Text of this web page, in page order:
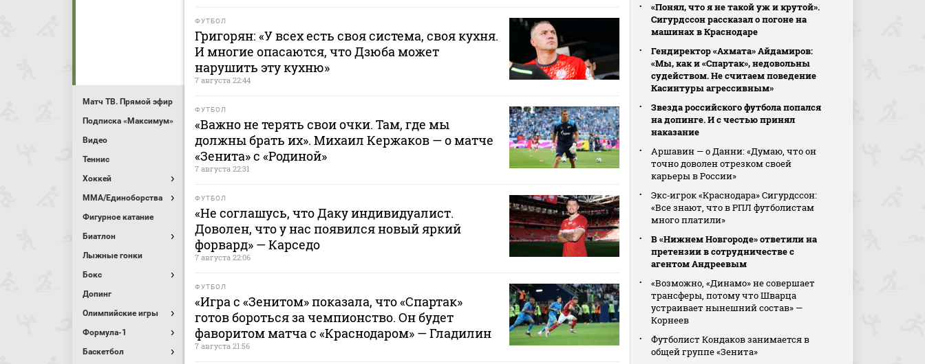
Матч ТВ. Прямой эфир
Подписка «Максимум»
Видео
Теннис
Хоккей
MMA/Единоборства
Фигурное катание
Биатлон
Лыжные гонки
Бокс
Допинг
Олимпийские игры
Формула-1
Баскетбол
ФУТБОЛ
Григорян: «У всех есть своя система, своя кухня.
И многие опасаются, что Дзюба может
нарушить эту кухню»
7 августа 22:44
ФУТБОЛ
«Важно не терять свои очки. Там, где мы
должны брать их». Михаил Кержаков — о матче
«Зенита» с «Родиной»
7 августа 22:31
ФУТБОЛ
«Не соглашусь, что Даку индивидуалист.
Доволен, что у нас появился новый яркий
форвард» — Карседо
7 августа 22:06
ФУТБОЛ
«Игра с «Зенитом» показала, что «Спартак»
готов бороться за чемпионство. Он будет
фаворитом матча с «Краснодаром» — Гладилин
7 августа 21:56
«Понял, что я не такой уж и крутой».
Сигурдссон рассказал о погоне на
машинах в Краснодаре
Гендиректор «Ахмата» Айдамиров:
«Мы, как и «Спартак», недовольны
судейством. Не считаем поведение
Касинтуры агрессивным»
Звезда российского футбола попался
на допинге. И с честью принял
наказание
Аршавин — о Данни: «Думаю, что он
точно доволен отрезком своей
карьеры в России»
Экс‑игрок «Краснодара» Сигурдссон:
«Все знают, что в РПЛ футболистам
много платили»
В «Нижнем Новгороде» ответили на
претензии в сотрудничестве с
агентом Андреевым
«Возможно, «Динамо» не совершает
трансферы, потому что Шварца
устраивает нынешний состав» —
Корнеев
Футболист Кондаков занимается в
общей группе «Зенита»